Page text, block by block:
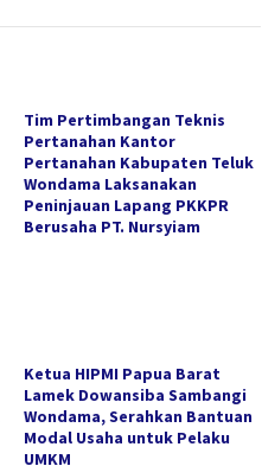
Tim Pertimbangan Teknis
Pertanahan Kantor
Pertanahan Kabupaten Teluk
Wondama Laksanakan
Peninjauan Lapang PKKPR
Berusaha PT. Nursyiam
Ketua HIPMI Papua Barat
Lamek Dowansiba Sambangi
Wondama, Serahkan Bantuan
Modal Usaha untuk Pelaku
UMKM